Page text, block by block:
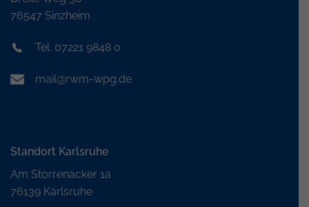
76547 Sinzheim
Tel. 07221 9848 0
mail@rwm-wpg.de
Standort Karlsruhe
Am Storrenacker 1a
76139 Karlsruhe